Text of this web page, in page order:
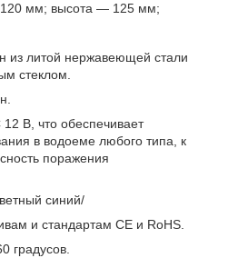
мм; высота ― 125 мм;
из литой нержавеющей стали
стеклом.
В, что обеспечивает
в водоеме любого типа, к
поражения
синий/
и стандартам CE и RoHS.
градусов.